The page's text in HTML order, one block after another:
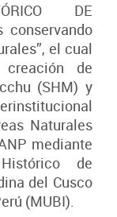
DE
conservando
el cual
de
(SHM) y
Naturales
mediante
de
del Cusco
(MUBI).